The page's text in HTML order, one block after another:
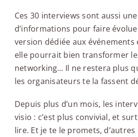
Ces 30 interviews sont aussi
d’informations pour faire
version dédiée aux
elle pourrait bien transformer
networking… Il ne restera plus
les organisateurs te la fassent
Depuis plus d’un mois, les
visio : c’est plus convivial, et
lire. Et je te le promets, d’autres